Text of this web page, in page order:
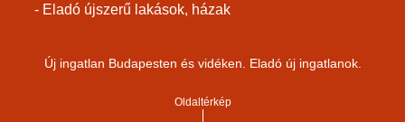
- Eladó újszerű lakások, házak
Új ingatlan Budapesten és vidéken. Eladó új ingatlanok.
Oldaltérkép